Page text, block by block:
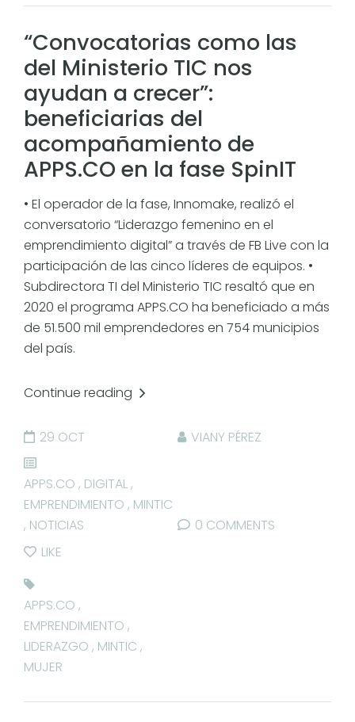
“Convocatorias como las
del Ministerio TIC nos
ayudan a crecer”:
beneficiarias del
acompañamiento de
APPS.CO en la fase SpinIT
• El operador de la fase, Innomake, realizó el
conversatorio “Liderazgo femenino en el
emprendimiento digital” a través de FB Live con la
participación de las cinco líderes de equipos. •
Subdirectora TI del Ministerio TIC resaltó que en
2020 el programa APPS.CO ha beneficiado a más
de 51.500 mil emprendedores en 754 municipios
del país.
Continue reading
29 OCT VIANY PÉREZ
APPS.CO , DIGITAL,
EMPRENDIMIENTO , MINTIC
, NOTICIAS
0 COMMENTS
LIKE
APPS.CO ,
EMPRENDIMIENTO ,
LIDERAZGO , MINTIC ,
MUJER